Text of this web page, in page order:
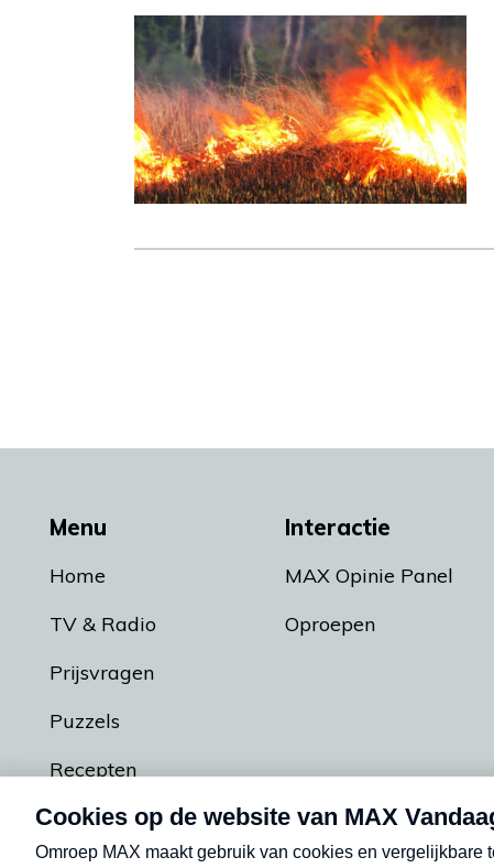
Menu
Home
TV & Radio
Prijsvragen
Puzzels
Recepten
Podcasts
Interactie
MAX Opinie Panel
Oproepen